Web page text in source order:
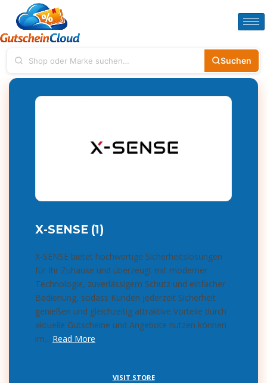
Suchen
X-SENSE (1)
X-SENSE bietet hochwertige Sicherheitslösungen
für Ihr Zuhause und überzeugt mit moderner
Technologie, zuverlässigem Schutz und einfacher
Bedienung, sodass Kunden jederzeit Sicherheit
genießen und gleichzeitig attraktive Vorteile durch
aktuelle Gutscheine und Angebote nutzen können
im... Read More
VISIT STORE